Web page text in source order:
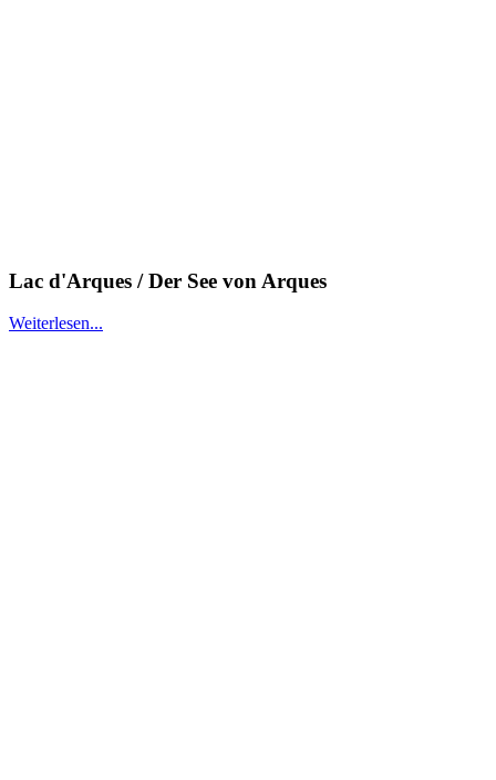
Lac d'Arques / Der See von Arques
Weiterlesen...